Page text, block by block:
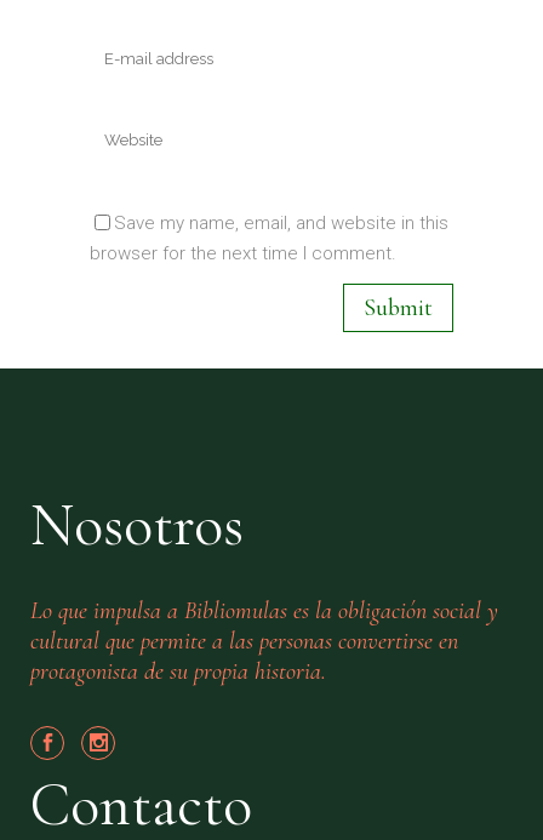
Save my name, email, and website in this
browser for the next time I comment.
Nosotros
Lo que impulsa a Bibliomulas es la obligación social y
cultural que permite a las personas convertirse en
protagonista de su propia historia.
Contacto